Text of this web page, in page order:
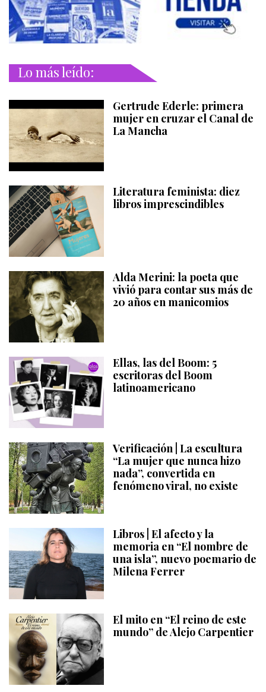
Lo más leído:
Gertrude Ederle: primera
mujer en cruzar el Canal de
La Mancha
Literatura feminista: diez
libros imprescindibles
Alda Merini: la poeta que
vivió para contar sus más de
20 años en manicomios
Ellas, las del Boom: 5
escritoras del Boom
latinoamericano
Verificación | La escultura
“La mujer que nunca hizo
nada”, convertida en
fenómeno viral, no existe
Libros | El afecto y la
memoria en “El nombre de
una isla”, nuevo poemario de
Milena Ferrer
El mito en “El reino de este
mundo” de Alejo Carpentier